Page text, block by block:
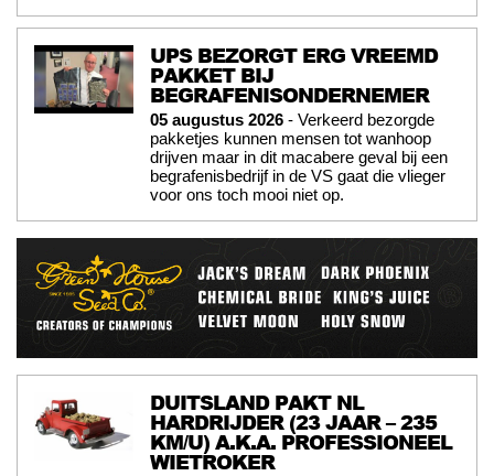
UPS BEZORGT ERG VREEMD
PAKKET BIJ
BEGRAFENISONDERNEMER
05 augustus 2026 - Verkeerd bezorgde
pakketjes kunnen mensen tot wanhoop
drijven maar in dit macabere geval bij een
begrafenisbedrijf in de VS gaat die vlieger
voor ons toch mooi niet op.
DUITSLAND PAKT NL
HARDRIJDER (23 JAAR – 235
KM/U) A.K.A. PROFESSIONEEL
WIETROKER